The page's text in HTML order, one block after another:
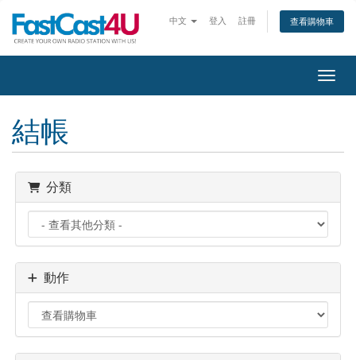
中文 登入 註冊 查看購物車
切換
結帳
分類
動作